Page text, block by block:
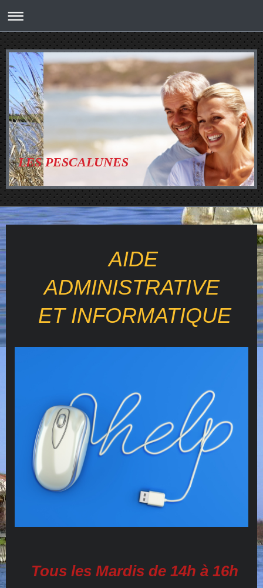
LES PESCALUNES
AIDE
ADMINISTRATIVE
ET INFORMATIQUE
Tous les Mardis de 14h à 16h